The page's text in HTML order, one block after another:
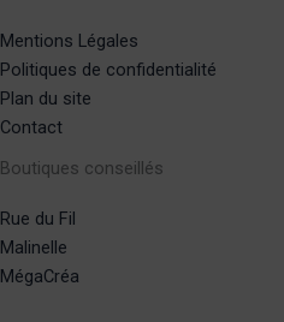
Mentions Légales
Politiques de confidentialité
Plan du site
Contact
Boutiques conseillés
Rue du Fil
Malinelle
MégaCréa